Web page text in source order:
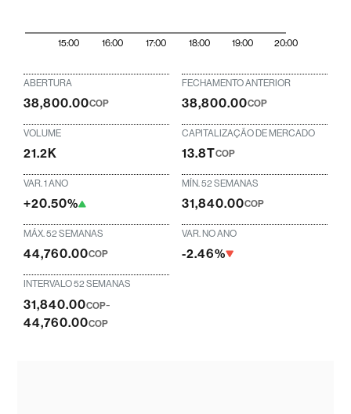
15:00 16:00 17:00 18:00 19:00 20:00
ABERTURA
38,800.00COP
FECHAMENTO ANTERIOR
38,800.00COP
VOLUME
21.2K
CAPITALIZAÇÃO DE MERCADO
13.8TCOP
VAR. 1 ANO
+20.50%
MÍN. 52 SEMANAS
31,840.00COP
MÁX. 52 SEMANAS
44,760.00COP
VAR. NO ANO
-2.46%
INTERVALO 52 SEMANAS
31,840.00COP-
44,760.00COP